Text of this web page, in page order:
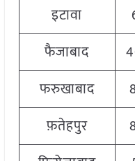
इटावा
फैजाबाद
फरुखाबाद
फ़तेहपुर